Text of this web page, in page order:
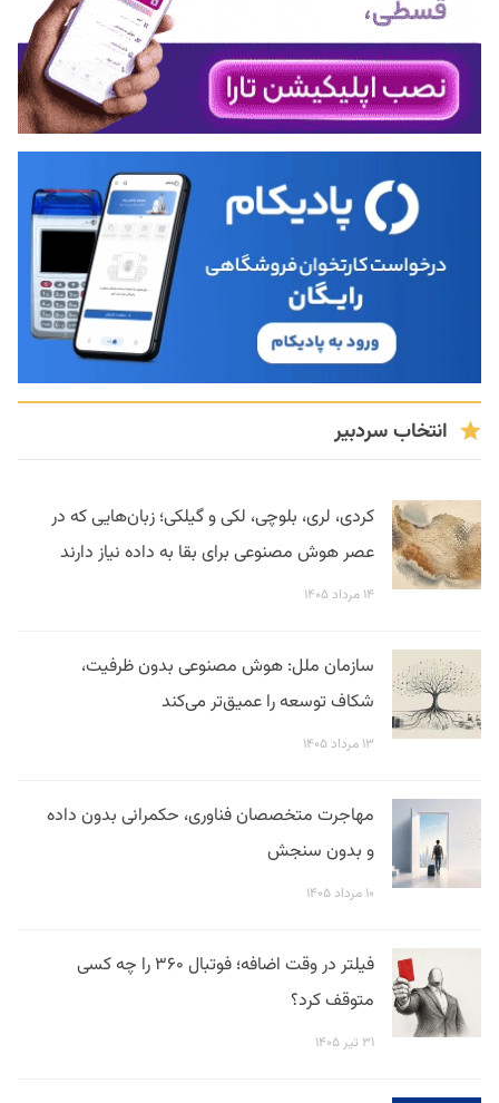
انتخاب سردبیر
کردی، لری، بلوچی، لکی و گیلکی؛ زبان‌هایی که در
عصر هوش مصنوعی برای بقا به داده نیاز دارند
۱۴ مرداد ۱۴۰۵
سازمان ملل: هوش مصنوعی بدون ظرفیت،
شکاف توسعه را عمیق‌تر می‌کند
۱۳ مرداد ۱۴۰۵
مهاجرت متخصصان فناوری، حکمرانی بدون داده
و بدون سنجش
۱۰ مرداد ۱۴۰۵
فیلتر در وقت اضافه؛ فوتبال ۳۶۰ را چه کسی
متوقف کرد؟
۳۱ تیر ۱۴۰۵